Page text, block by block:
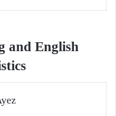
and English